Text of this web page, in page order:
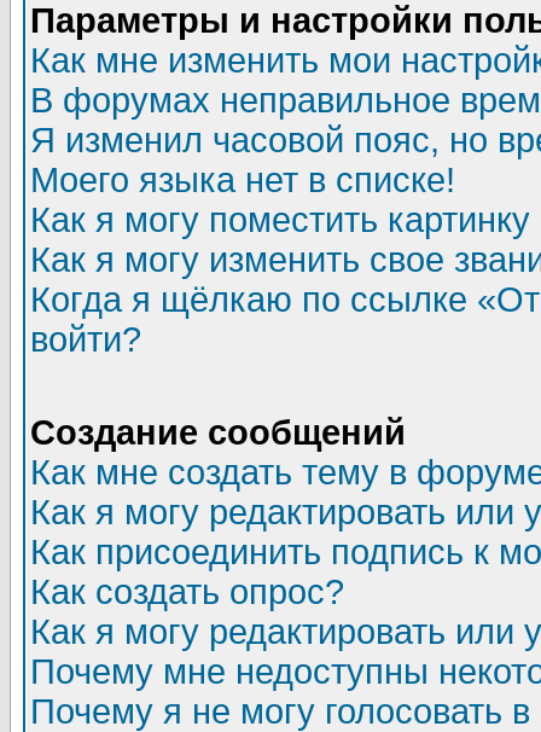
Параметры и настройки
Как мне изменить мои
В форумах неправильное
Я изменил часовой пояс, но
Моего языка нет в списке!
Как я могу поместить
Как я могу изменить свое
Когда я щёлкаю по ссылке
войти?
Создание сообщений
Как мне создать тему в
Как я могу редактировать или
Как присоединить подпись к
Как создать опрос?
Как я могу редактировать или
Почему мне недоступны
Почему я не могу голосовать